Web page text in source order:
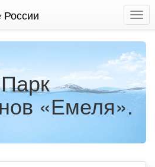
России
«Емеля».